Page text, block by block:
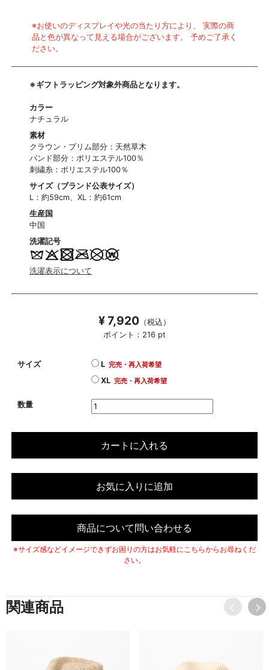
※お使いのディスプレイや光の当たり方により、 実際の商
品と色が異なって見える場合がございます。 予めご了承く
ださい。
※ギフトラッピング対象外商品となります。
カラー
ナチュラル
素材
クラウン・ブリム部分：天然草木
バンド部分：ポリエステル100％
刺繍糸：ポリエステル100％
サイズ（ブランド公表サイズ）
L：約59cm、XL：約61cm
生産国
中国
洗濯記号
洗濯表示について
¥ 7,920 （税込）
ポイント：216 pt
サイズ L完売・再入荷希望
XL完売・再入荷希望
数量
カートに入れる
お気に入りに追加
商品について問い合わせる
※サイズ感などイメージできずお困りの方はお気軽にこちらからお尋ねくだ
さい。
関連商品